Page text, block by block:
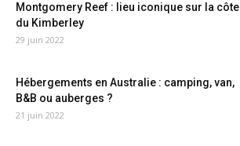
Montgomery Reef : lieu iconique sur la côte
du Kimberley
29 juin 2022
Hébergements en Australie : camping, van,
B&B ou auberges ?
21 juin 2022